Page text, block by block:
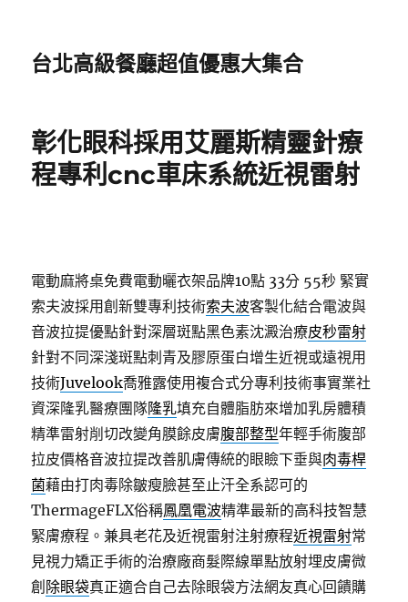
台北高級餐廳超值優惠大集合
彰化眼科採用艾麗斯精靈針療
程專利cnc車床系統近視雷射
電動麻將桌免費電動曬衣架品牌10點 33分 55秒 緊實
索夫波採用創新雙專利技術索夫波客製化結合電波與
音波拉提優點針對深層斑點黑色素沈澱治療皮秒雷射
針對不同深淺斑點刺青及膠原蛋白增生近視或遠視用
技術Juvelook喬雅露使用複合式分專利技術事實業社
資深隆乳醫療團隊隆乳填充自體脂肪來增加乳房體積
精準雷射削切改變角膜餘皮膚腹部整型年輕手術腹部
拉皮價格音波拉提改善肌膚傳統的眼瞼下垂與肉毒桿
菌藉由打肉毒除皺瘦臉甚至止汗全系認可的
ThermageFLX俗稱鳳凰電波精準最新的高科技智慧
緊膚療程。兼具老花及近視雷射注射療程近視雷射常
見視力矯正手術的治療廠商髮際線單點放射埋皮膚微
創 除眼袋真正適合自己去除眼袋方法網友真心回饋購